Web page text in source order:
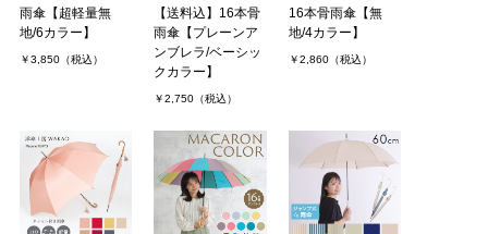
雨傘【超軽量無
地/6カラー】
￥3,850（税込）
【送料込】16本骨
雨傘【プレーンア
ンブレラ/ベーシッ
クカラー】
￥2,750（税込）
16本骨雨傘【無
地/4カラー】
￥2,860（税込）